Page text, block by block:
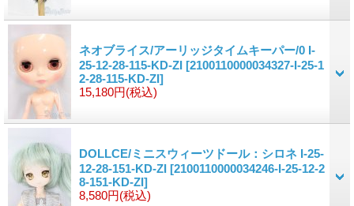
ネオブライス/アーリッジタイムキーパー/0 I-
25-12-28-115-KD-ZI [2100110000034327-I-25-1
2-28-115-KD-ZI]
15,180円(税込)
DOLLCE/ミニスウィーツドール：シロネ I-25-
12-28-151-KD-ZI [2100110000034246-I-25-12-2
8-151-KD-ZI]
8,580円(税込)